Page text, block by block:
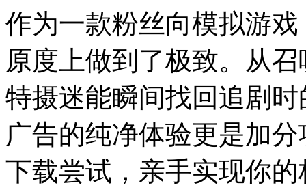
作为一款粉丝向模拟游
原度上做到了极致。从
特摄迷能瞬间找回追剧
广告的纯净体验更是加
下载尝试，亲手实现你